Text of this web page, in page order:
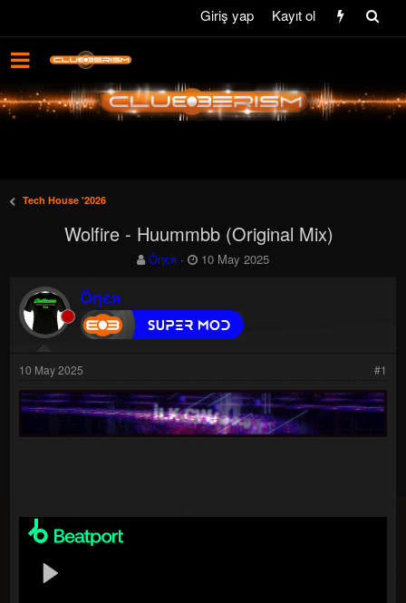
Giriş yap Kayıt ol
Tech House '2026
Wolfire - Huummbb (Original Mix)
K
b
u
y
a
ş
l
a
Öηєя
B
l
a
n
ç
t
a
r
10 May 2025
Öηєя
10 May 2025 #1